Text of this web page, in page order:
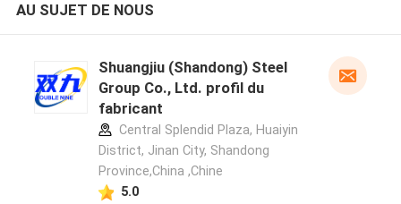
AU SUJET DE NOUS
Shuangjiu (Shandong) Steel
Group Co., Ltd. profil du
fabricant
Central Splendid Plaza, Huaiyin
District, Jinan City, Shandong
Province,China ,Chine
5.0